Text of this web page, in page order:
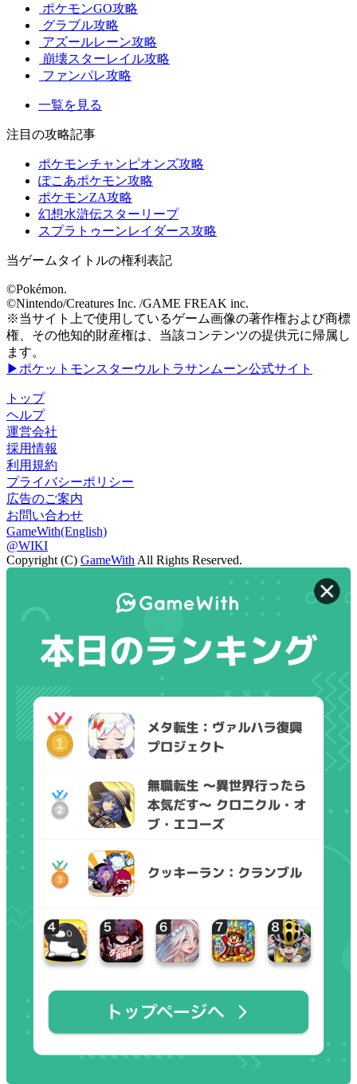
ポケモンGO攻略
グラブル攻略
アズールレーン攻略
崩壊スターレイル攻略
ファンパレ攻略
一覧を見る
注目の攻略記事
ポケモンチャンピオンズ攻略
ぽこあポケモン攻略
ポケモンZA攻略
幻想水滸伝スターリープ
スプラトゥーンレイダース攻略
当ゲームタイトルの権利表記
©Pokémon.
©Nintendo/Creatures Inc. /GAME FREAK inc.
※当サイト上で使用しているゲーム画像の著作権および商標
権、その他知的財産権は、当該コンテンツの提供元に帰属し
ます。
▶ポケットモンスターウルトラサンムーン公式サイト
トップ
ヘルプ
運営会社
採用情報
利用規約
プライバシーポリシー
広告のご案内
お問い合わせ
GameWith(English)
@WIKI
Copyright (C) GameWith All Rights Reserved.